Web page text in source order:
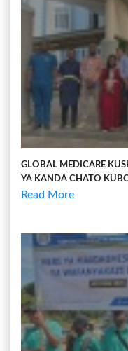
GLOBAL MEDICARE
YA KANDA CHATO
Read More